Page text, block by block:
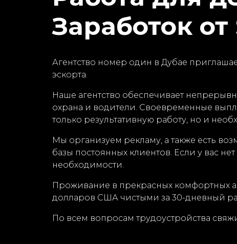
Заработок от
Агентство номер один в Дубае
эскорта.
Наше агентство обеспечивает
охрана и водители. Своевременные
только результативную работу, но и
Мы организуем рекламу, а также есть
базы постоянных клиентов. Если у вас
необходимости.
Проживание в прекрасных комфортных
долларов США чистыми за 30-дневный
По всем вопросам трудоустройства